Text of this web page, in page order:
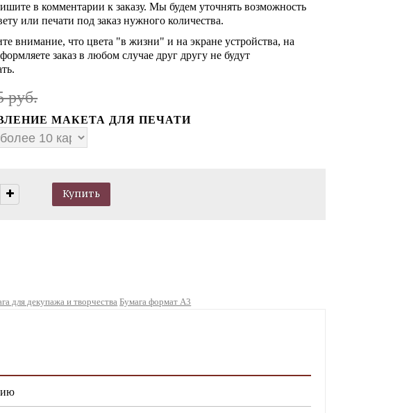
в комментарии к заказу. Мы будем уточнять возможность
или печати под заказ нужного количества.
внимание, что цвета "в жизни" и на экране устройства, на
заказ в любом случае друг другу не будут
руб.
МАКЕТА ДЛЯ ПЕЧАТИ
для декупажа и творчества Бумага формат А3